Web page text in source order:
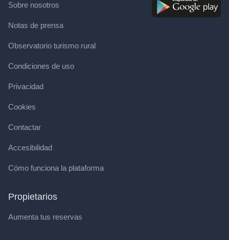
Sobre nosotros
Notas de prensa
Observatorio turismo rural
Condiciones de uso
Privacidad
Cookies
Contactar
Accesibilidad
Cómo funciona la plataforma
Propietarios
Aumenta tus reservas